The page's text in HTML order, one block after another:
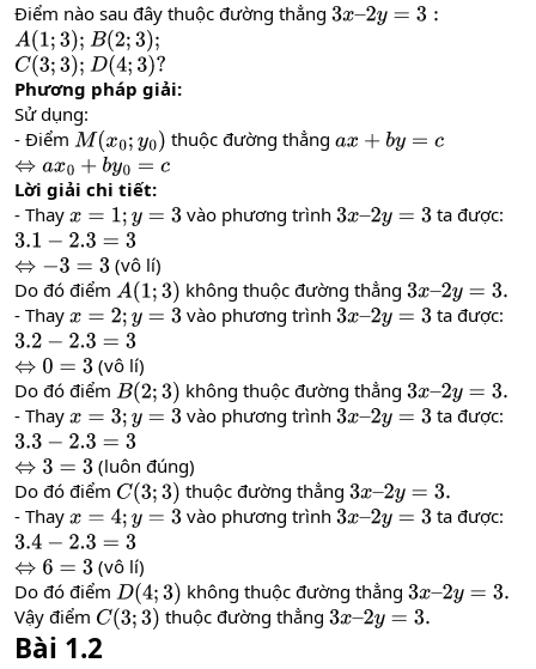
Điểm nào sau đây thuộc đường thẳng 3x–2y= 3:
A(1;3 ); B(2;3 );
C(3;3 ); D(4;3 )?
Phương pháp giải:
Sử dụng:
- Điểm M(x0;y0) thuộc đường thẳng ax+ by =c
⇔a x0+by0=c
Lời giải chi tiết:
- Thay x=1; y=3 vào phương trình3x–2y= 3
ta được:
3.1 −2.3=3
⇔− 3=3
(vô lí)
Do đó điểm A(1;3 ) không thuộc đường thẳng3x–2y= 3.
- Thay x=2; y=3 vào phương trình3x–2y= 3
ta được:
3.2−2.3=3
⇔0 = 3
(vô lí)
Do đó điểm B(2;3 ) không thuộc đường thẳng3x–2y= 3.
- Thay x=3; y=3 vào phương trình3x–2y= 3
ta được:
3.3−2.3=3
⇔3 = 3
(luôn đúng)
Do đó điểm C(3;3 ) thuộc đường thẳng3x–2y= 3.
- Thay x=4; y=3 vào phương trình3x–2y= 3
ta được:
3.4−2.3=3
⇔6 = 3
(vô lí)
Do đó điểm D(4;3 ) không thuộc đường thẳng3x–2y= 3.
Vậy điểm C(3;3 ) thuộc đường thẳng3x–2y= 3.
Bài 1.2